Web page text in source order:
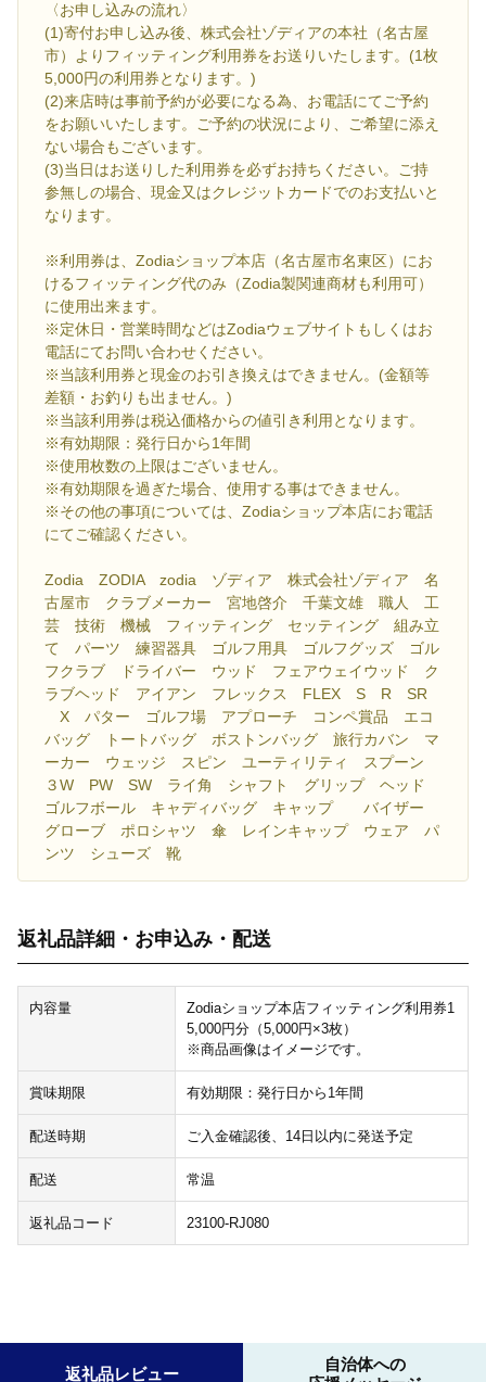
〈お申し込みの流れ〉
(1)寄付お申し込み後、株式会社ゾディアの本社（名古屋
市）よりフィッティング利用券をお送りいたします。(1枚
5,000円の利用券となります。)
(2)来店時は事前予約が必要になる為、お電話にてご予約
をお願いいたします。ご予約の状況により、ご希望に添え
ない場合もございます。
(3)当日はお送りした利用券を必ずお持ちください。ご持
参無しの場合、現金又はクレジットカードでのお支払いと
なります。
※利用券は、Zodiaショップ本店（名古屋市名東区）にお
けるフィッティング代のみ（Zodia製関連商材も利用可）
に使用出来ます。
※定休日・営業時間などはZodiaウェブサイトもしくはお
電話にてお問い合わせください。
※当該利用券と現金のお引き換えはできません。(金額等
差額・お釣りも出ません。)
※当該利用券は税込価格からの値引き利用となります。
※有効期限：発行日から1年間
※使用枚数の上限はございません。
※有効期限を過ぎた場合、使用する事はできません。
※その他の事項については、Zodiaショップ本店にお電話
にてご確認ください。
Zodia ZODIA zodia ゾディア 株式会社ゾディア 名
古屋市 クラブメーカー 宮地啓介 千葉文雄 職人 工
芸 技術 機械 フィッティング セッティング 組み立
て パーツ 練習器具 ゴルフ用具 ゴルフグッズ ゴル
フクラブ ドライバー ウッド フェアウェイウッド ク
ラブヘッド アイアン フレックス FLEX S R SR
X パター ゴルフ場 アプローチ コンペ賞品 エコ
バッグ トートバッグ ボストンバッグ 旅行カバン マ
ーカー ウェッジ スピン ユーティリティ スプーン
３W PW SW ライ角 シャフト グリップ ヘッド
ゴルフボール キャディバッグ キャップ バイザー
グローブ ポロシャツ 傘 レインキャップ ウェア パ
ンツ シューズ 靴
返礼品詳細・お申込み・配送
内容量
Zodiaショップ本店フィッティング利用券1
5,000円分（5,000円×3枚）
※商品画像はイメージです。
賞味期限 有効期限：発行日から1年間
配送時期 ご入金確認後、14日以内に発送予定
配送 常温
返礼品コード 23100-RJ080
返礼品レビュー
自治体への